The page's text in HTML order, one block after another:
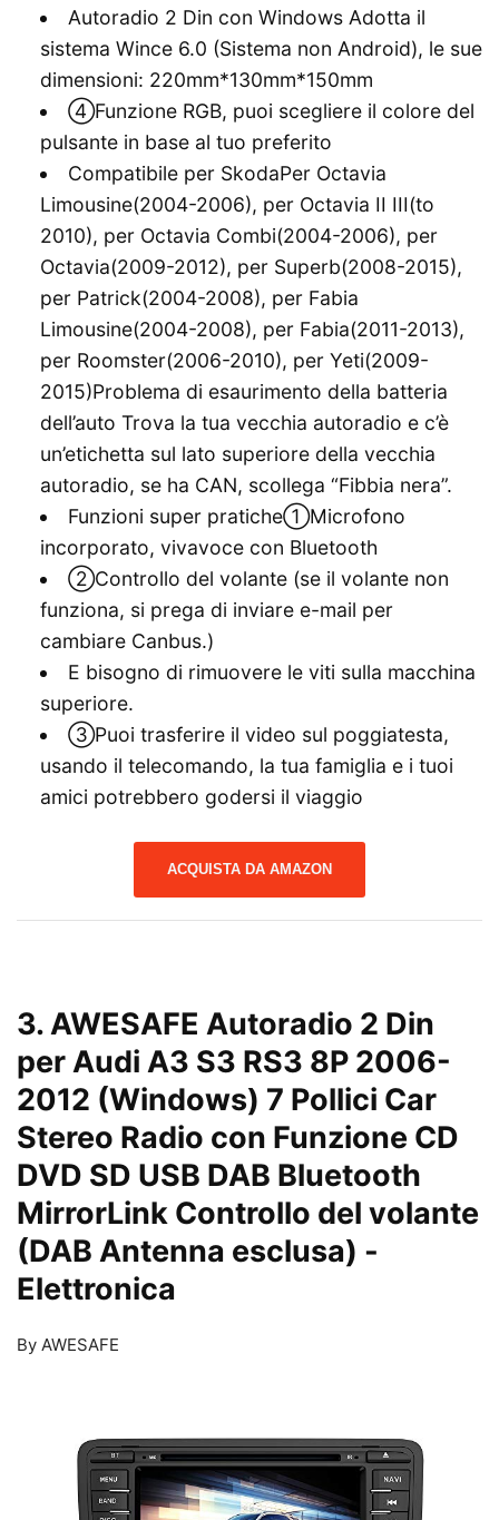
Autoradio 2 Din con Windows Adotta il
sistema Wince 6.0 (Sistema non Android), le sue
dimensioni: 220mm*130mm*150mm
④Funzione RGB, puoi scegliere il colore del
pulsante in base al tuo preferito
Compatibile per SkodaPer Octavia
Limousine(2004-2006), per Octavia II III(to
2010), per Octavia Combi(2004-2006), per
Octavia(2009-2012), per Superb(2008-2015),
per Patrick(2004-2008), per Fabia
Limousine(2004-2008), per Fabia(2011-2013),
per Roomster(2006-2010), per Yeti(2009-
2015)Problema di esaurimento della batteria
dell’auto Trova la tua vecchia autoradio e c’è
un’etichetta sul lato superiore della vecchia
autoradio, se ha CAN, scollega “Fibbia nera”.
Funzioni super pratiche①Microfono
incorporato, vivavoce con Bluetooth
②Controllo del volante (se il volante non
funziona, si prega di inviare e-mail per
cambiare Canbus.)
E bisogno di rimuovere le viti sulla macchina
superiore.
③Puoi trasferire il video sul poggiatesta,
usando il telecomando, la tua famiglia e i tuoi
amici potrebbero godersi il viaggio
ACQUISTA DA AMAZON
3. AWESAFE Autoradio 2 Din
per Audi A3 S3 RS3 8P 2006-
2012 (Windows) 7 Pollici Car
Stereo Radio con Funzione CD
DVD SD USB DAB Bluetooth
MirrorLink Controllo del volante
(DAB Antenna esclusa) -
Elettronica
By AWESAFE